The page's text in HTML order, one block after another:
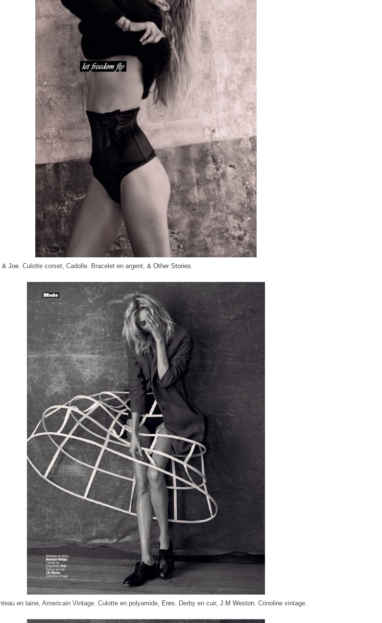
& Joe. Culotte corset, Cadolle. Bracelet en argent, & Other Stories.
en laine, Americain Vintage. Culotte en polyamide, Eres . Derby en cuir, J.M Weston . Crinoline vintage.